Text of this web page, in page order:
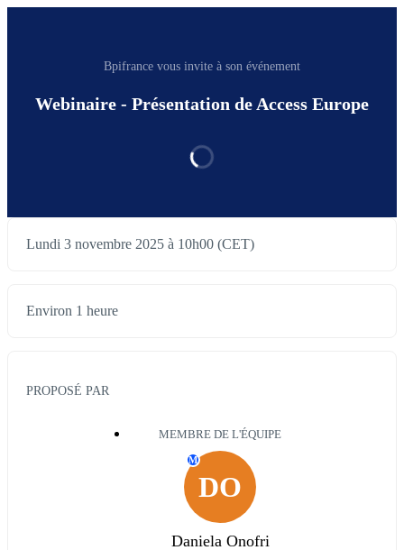
Bpifrance vous invite à son événement
Webinaire - Présentation de Access Europe
Lundi 3 novembre 2025 à 10h00 (CET)
Environ 1 heure
PROPOSÉ PAR
MEMBRE DE L'ÉQUIPE
DO
M
Daniela Onofri